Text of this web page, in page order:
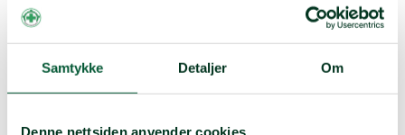
Samtykke Detaljer Om
Denne nettsiden anvender cookies
Norsk Folkehjelp er en av verdens største humanitære
minerydderorganisasjoner og vi har ryddet miner i over
40 land. Nå er vi igang med det som blir vår største
oppgave noensinne - å rydde Ukraina fritt for miner.
Arbeidet er omfattende. Vi trenger din bedrift med på